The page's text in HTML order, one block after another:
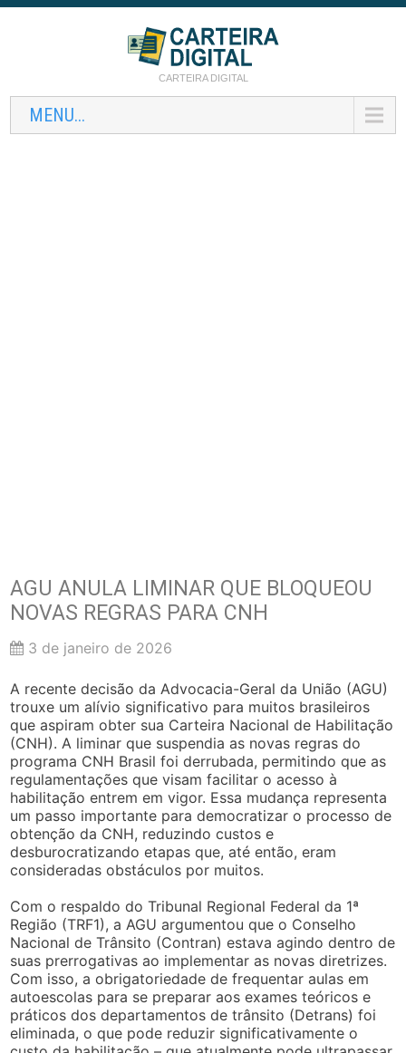
CARTEIRA DIGITAL
MENU...
AGU ANULA LIMINAR QUE BLOQUEOU
NOVAS REGRAS PARA CNH
3 de janeiro de 2026
A recente decisão da Advocacia-Geral da União (AGU)
trouxe um alívio significativo para muitos brasileiros
que aspiram obter sua Carteira Nacional de Habilitação
(CNH). A liminar que suspendia as novas regras do
programa CNH Brasil foi derrubada, permitindo que as
regulamentações que visam facilitar o acesso à
habilitação entrem em vigor. Essa mudança representa
um passo importante para democratizar o processo de
obtenção da CNH, reduzindo custos e
desburocratizando etapas que, até então, eram
consideradas obstáculos por muitos.
Com o respaldo do Tribunal Regional Federal da 1ª
Região (TRF1), a AGU argumentou que o Conselho
Nacional de Trânsito (Contran) estava agindo dentro de
suas prerrogativas ao implementar as novas diretrizes.
Com isso, a obrigatoriedade de frequentar aulas em
autoescolas para se preparar aos exames teóricos e
práticos dos departamentos de trânsito (Detrans) foi
eliminada, o que pode reduzir significativamente o